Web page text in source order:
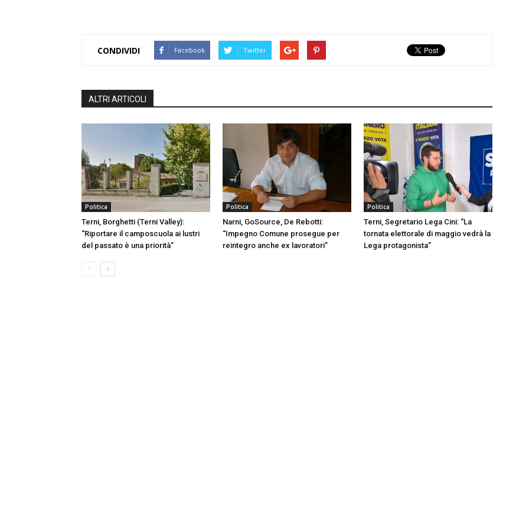
CONDIVIDI Facebook Twitter
ALTRI ARTICOLI
Politica
Terni, Borghetti (Terni Valley):
“Riportare il camposcuola ai lustri
del passato è una priorità”
Politica
Narni, GoSource, De Rebotti:
“Impegno Comune prosegue per
reintegro anche ex lavoratori”
Politica
Terni, Segretario Lega Cini: “La
tornata elettorale di maggio vedrà la
Lega protagonista”